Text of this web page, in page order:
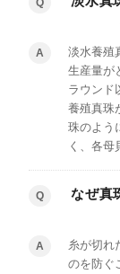
Q
A
淡水養殖
生産量が
ラウンド
養殖真珠
珠のよう
く、各母
Q
なぜ真
A
糸が切れ
のを防ぐ